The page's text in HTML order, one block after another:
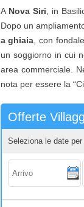
A Nova Siri , in
Dopo un
a ghiaia , con
un soggiorno in cui
area commerciale.
nota per essere la
Offerte
Seleziona le date